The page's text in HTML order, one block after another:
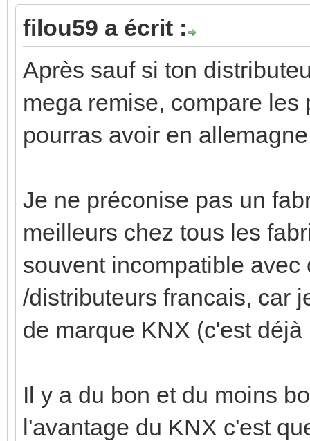
filou59 a écrit :
Après sauf si ton
mega remise, compare
pourras avoir en
Je ne préconise pas un
meilleurs chez tous les
souvent incompatible
/distributeurs francais, car
de marque KNX (c'est
Il y a du bon et du moins
l'avantage du KNX c'est